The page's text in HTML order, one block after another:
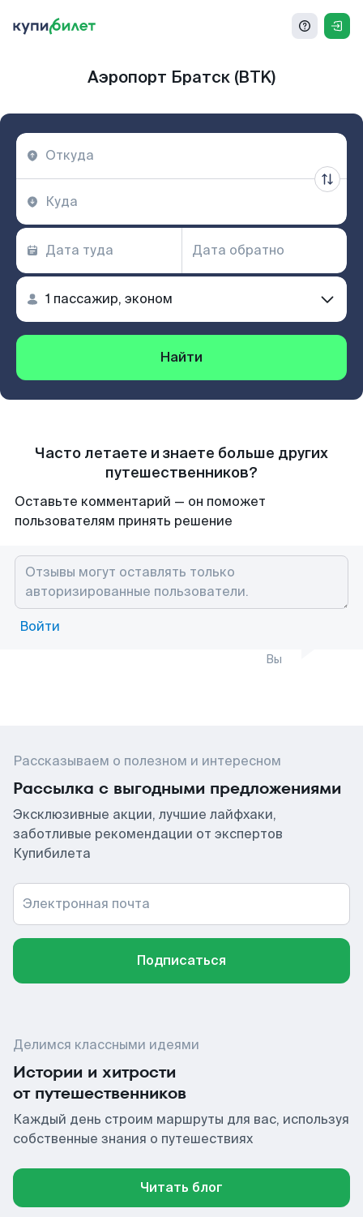
Аэропорт Братск (BTK)
Найти
Часто летаете и знаете больше других
путешественников?
Оставьте комментарий — он поможет
пользователям принять решение
Войти
Вы
Рассказываем о полезном и интересном
Рассылка с выгодными предложениями
Эксклюзивные акции, лучшие лайфхаки,
заботливые рекомендации от экспертов
Купибилета
Электронная почта
Подписаться
Делимся классными идеями
Истории и хитрости
от путешественников
Каждый день строим маршруты для вас, используя
собственные знания о путешествиях
Читать блог